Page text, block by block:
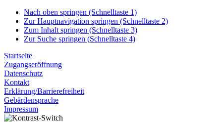
Nach oben springen (Schnelltaste 1)
Zur Hauptnavigation springen (Schnelltaste 2)
Zum Inhalt springen (Schnelltaste 3)
Zur Suche springen (Schnelltaste 4)
Startseite
Zugangseröffnung
Datenschutz
Kontakt
Erklärung/Barrierefreiheit
Gebärdensprache
Impressum